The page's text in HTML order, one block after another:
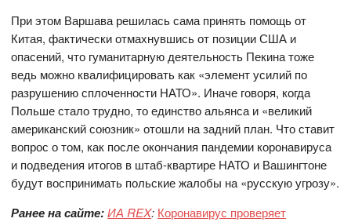
При этом Варшава решилась сама принять помощь от
Китая, фактически отмахнувшись от позиции США и
опасений, что гуманитарную деятельность Пекина тоже
ведь можно квалифицировать как «элемент усилий по
разрушению сплоченности НАТО». Иначе говоря, когда
Польше стало трудно, то единство альянса и «великий
американский союзник» отошли на задний план. Что ставит
вопрос о том, как после окончания пандемии коронавируса
и подведения итогов в штаб-квартире НАТО и Вашингтоне
будут воспринимать польские жалобы на «русскую угрозу».
Ранее на сайте:ИА REX: Коронавирус проверяет